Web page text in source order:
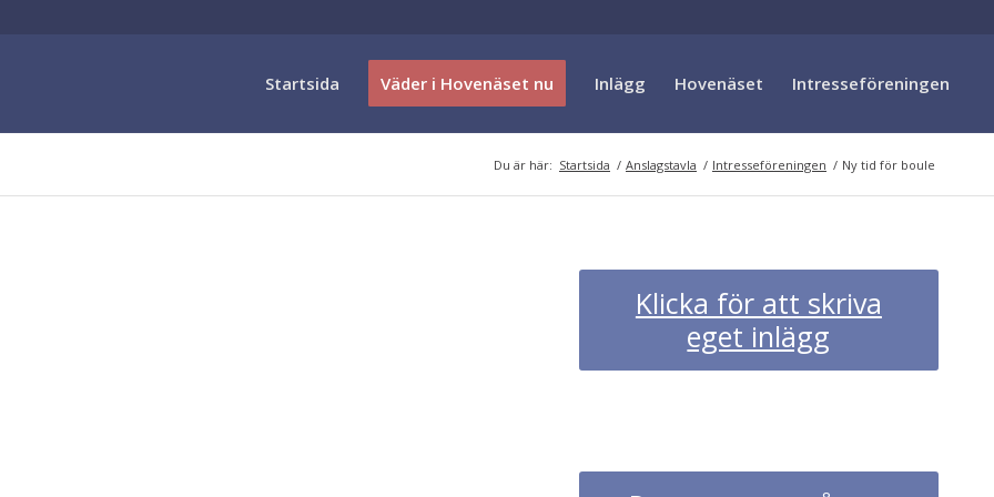
Startsida Väder i Hovenäset nu Inlägg Hovenäset Intresseföreningen
Du är här: Startsida / Anslagstavla / Intresseföreningen / Ny tid för boule
Klicka för att skriva
eget inlägg